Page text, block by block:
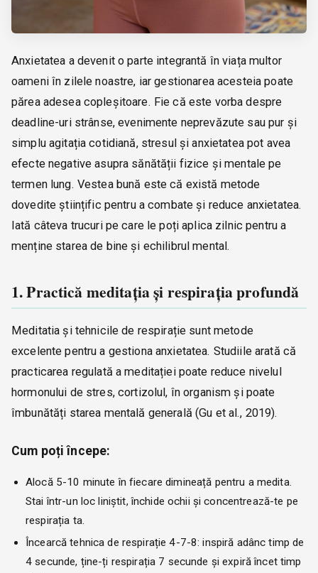
Anxietatea a devenit o parte integrantă în viața multor
oameni în zilele noastre, iar gestionarea acesteia poate
părea adesea copleșitoare. Fie că este vorba despre
deadline-uri strânse, evenimente neprevăzute sau pur și
simplu agitația cotidiană, stresul și anxietatea pot avea
efecte negative asupra sănătății fizice și mentale pe
termen lung. Vestea bună este că există metode
dovedite științific pentru a combate și reduce anxietatea.
Iată câteva trucuri pe care le poți aplica zilnic pentru a
menține starea de bine și echilibrul mental.
1. Practică meditația și respirația profundă
Meditatia și tehnicile de respirație sunt metode
excelente pentru a gestiona anxietatea. Studiile arată că
practicarea regulată a meditației poate reduce nivelul
hormonului de stres, cortizolul, în organism și poate
îmbunătăți starea mentală generală (Gu et al., 2019).
Cum poți începe:
Alocă 5-10 minute în fiecare dimineață pentru a medita.
Stai într-un loc liniștit, închide ochii și concentrează-te pe
respirația ta.
Încearcă tehnica de respirație 4-7-8: inspiră adânc timp de
4 secunde, ține-ți respirația 7 secunde și expiră încet timp